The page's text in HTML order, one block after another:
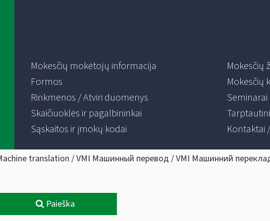
Mokesčių mokėtojų informacija
Formos
Rinkmenos / Atviri duomenys
Skaičiuoklės ir pagalbininkai
Sąskaitos ir įmokų kodai
Mokesčių
Mokesčių
Seminarai
Kontaktai
translation / VMI Машинный перевод / VMI Машинний
Paieška